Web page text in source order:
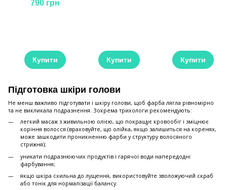
790 грн
Купити Купити Купити
Підготовка шкіри голови
Не менш важливо підготувати і шкіру голови, щоб фарба лягла рівномірно
та не викликала подразнення. Зокрема трихологи рекомендують:
легкий масаж з живильною олією, що покращує кровообіг і зміцнює
коріння волосся (враховуйте, що олійка, якщо залишиться на коренях,
може зашкодити проникненню фарби у структуру волосяного
стрижня);
уникати подразнюючих продуктів і гарячої води напередодні
фарбування;
якщо шкіра схильна до лущення, використовуйте зволожуючий скраб
або тонік для нормалізації балансу.